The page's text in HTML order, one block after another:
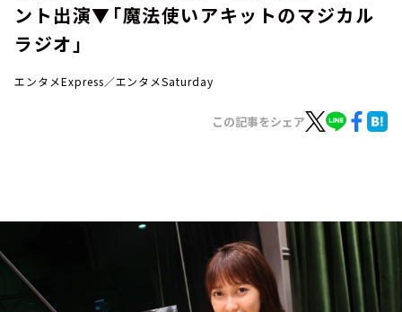
週間番組表
ント出演▼「魔法使いアキットのマジカル
ラジオ」
エンタメExpress／エンタメSaturday
この記事をシェア